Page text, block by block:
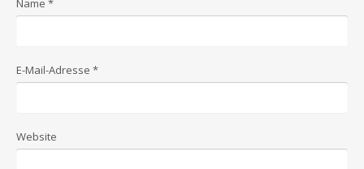
E-Mail-Adresse *
Website